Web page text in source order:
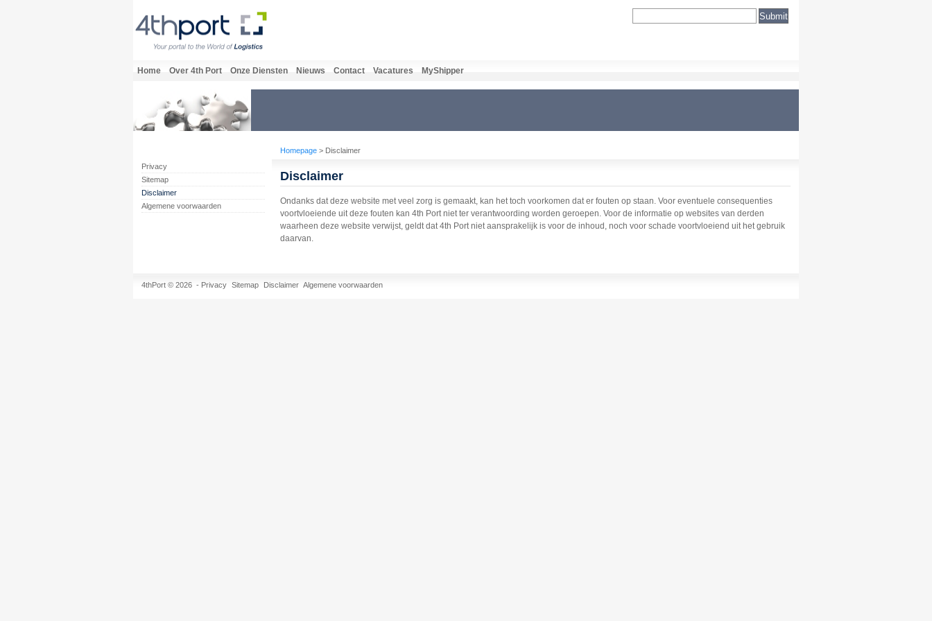
Home Over 4th Port Onze Diensten Nieuws Contact Vacatures MyShipper
Privacy
Sitemap
Disclaimer
Algemene voorwaarden
Homepage > Disclaimer
Disclaimer
Ondanks dat deze website met veel zorg is gemaakt, kan het toch voorkomen dat er fouten op staan. Voor eventuele consequenties
voortvloeiende uit deze fouten kan 4th Port niet ter verantwoording worden geroepen. Voor de informatie op websites van derden
waarheen deze website verwijst, geldt dat 4th Port niet aansprakelijk is voor de inhoud, noch voor schade voortvloeiend uit het gebruik
daarvan.
4thPort © 2026 - Privacy Sitemap Disclaimer Algemene voorwaarden